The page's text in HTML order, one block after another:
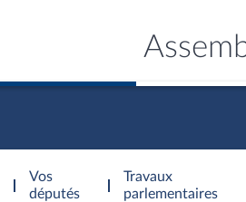
Vos
députés
Travaux
parlementaires